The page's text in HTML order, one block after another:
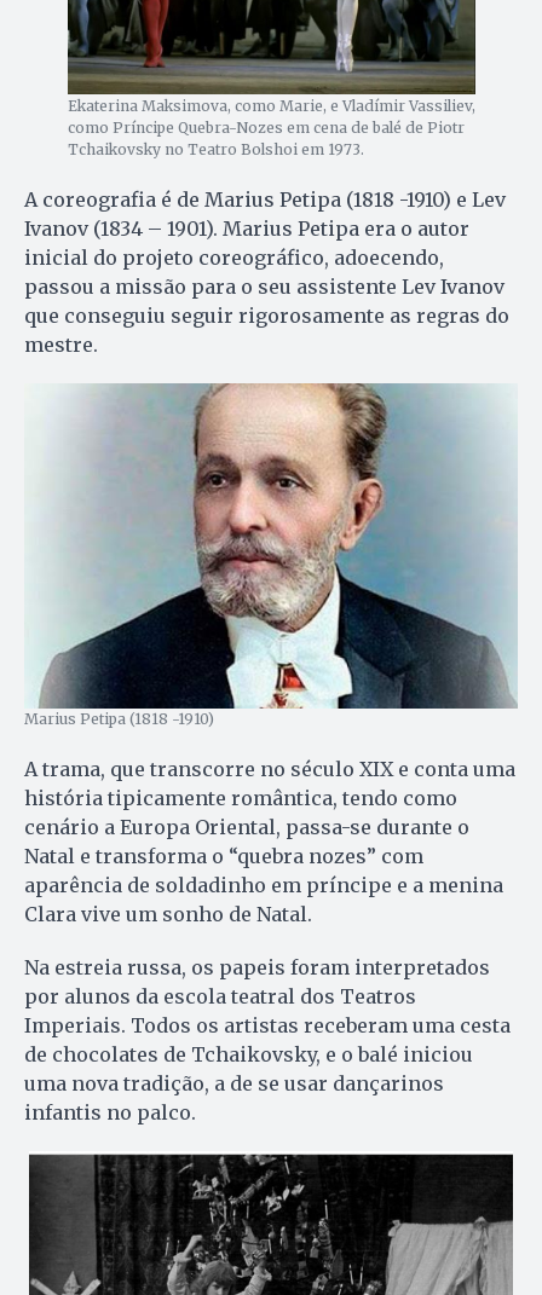
Ekaterina Maksimova, como Marie, e Vladímir Vassiliev,
como Príncipe Quebra-Nozes em cena de balé de Piotr
Tchaikovsky no Teatro Bolshoi em 1973.
A coreografia é de Marius Petipa (1818 -1910) e Lev
Ivanov (1834 – 1901). Marius Petipa era o autor
inicial do projeto coreográfico, adoecendo,
passou a missão para o seu assistente Lev Ivanov
que conseguiu seguir rigorosamente as regras do
mestre.
Marius Petipa (1818 -1910)
A trama, que transcorre no século XIX e conta uma
história tipicamente romântica, tendo como
cenário a Europa Oriental, passa-se durante o
Natal e transforma o “quebra nozes” com
aparência de soldadinho em príncipe e a menina
Clara vive um sonho de Natal.
Na estreia russa, os papeis foram interpretados
por alunos da escola teatral dos Teatros
Imperiais. Todos os artistas receberam uma cesta
de chocolates de Tchaikovsky, e o balé iniciou
uma nova tradição, a de se usar dançarinos
infantis no palco.